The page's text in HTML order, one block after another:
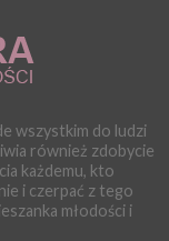
wszystkim do ludzi
również zdobycie
każdemu, kto
i czerpać z tego
młodości i